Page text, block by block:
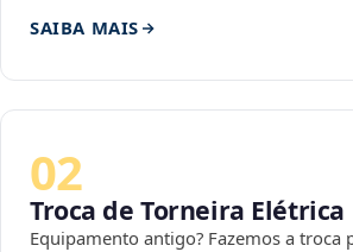
SAIBA MAIS
02
Troca de Torneira Elétrica
Equipamento antigo? Fazemos a troca